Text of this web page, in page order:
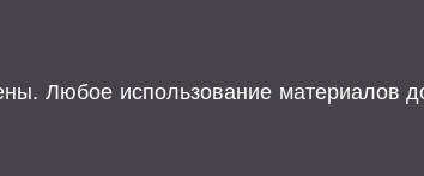
Любое использование материалов